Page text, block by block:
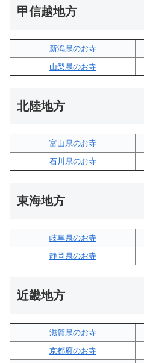
甲信越地方
新潟県のお寺
山梨県のお寺
北陸地方
富山県のお寺
石川県のお寺
東海地方
岐阜県のお寺
静岡県のお寺
近畿地方
滋賀県のお寺
京都府のお寺